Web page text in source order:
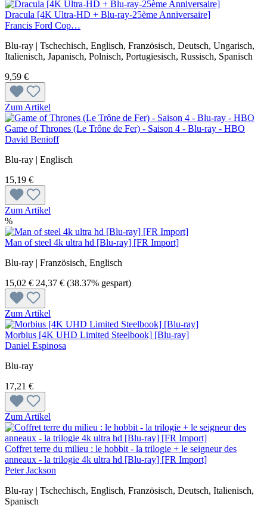
Dracula [4K Ultra-HD + Blu-ray-25ème Anniversaire]
Francis Ford Cop…
Blu-ray | Tschechisch, Englisch, Französisch, Deutsch, Ungarisch,
Italienisch, Japanisch, Polnisch, Portugiesisch, Russisch, Spanisch
9,59 €
Zum Artikel
Game of Thrones (Le Trône de Fer) - Saison 4 - Blu-ray - HBO
David Benioff
Blu-ray | Englisch
15,19 €
Zum Artikel
%
Man of steel 4k ultra hd [Blu-ray] [FR Import]
Blu-ray | Französisch, Englisch
15,02 € 24,37 € (38.37% gespart)
Zum Artikel
Morbius [4K UHD Limited Steelbook] [Blu-ray]
Daniel Espinosa
Blu-ray
17,21 €
Zum Artikel
Coffret terre du milieu : le hobbit - la trilogie + le seigneur des
anneaux - la trilogie 4k ultra hd [Blu-ray] [FR Import]
Peter Jackson
Blu-ray | Tschechisch, Englisch, Französisch, Deutsch, Italienisch,
Spanisch